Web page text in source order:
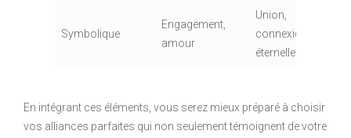
Symbolique
Engagement,
amour
Union,
connexion
éternelle
En intégrant ces éléments, vous serez mieux préparé à choisir
vos alliances parfaites qui non seulement témoignent de votre